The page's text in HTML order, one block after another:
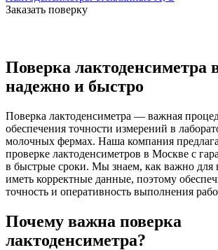
Заказать поверку
Поверка лактоденсиметра
надежно и быстро
Поверка лактоденсиметра — важная
обеспечения точности измерений в
молочных фермах. Наша компания
проверке лактоденсиметров в Москве с
в быстрые сроки. Мы знаем, как важно для
иметь корректные данные, поэтому
точность и оперативность выполнения
Почему важна поверка
лактоденсиметра?